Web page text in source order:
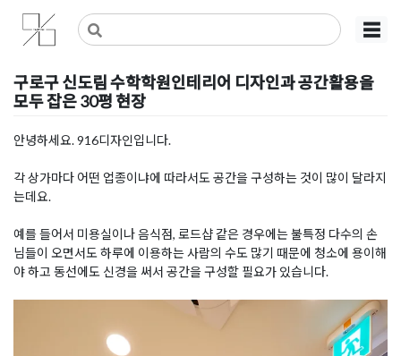
Skip
content
사무실인테리어 디자인 공사 비용견적 플랫폼
사무실인테리어 916
☰
구로구 신도림 수학학원인테리어 디자인과 공간활용을
모두 잡은 30평 현장
Posted on2023년 4월 14일
안녕하세요. 916디자인입니다.
각 상가마다 어떤 업종이냐에 따라서도 공간을 구성하는 것이 많이 달라지
는데요.
예를 들어서 미용실이나 음식점, 로드샵 같은 경우에는 불특정 다수의 손
님들이 오면서도 하루에 이용하는 사람의 수도 많기 때문에 청소에 용이해
야 하고 동선에도 신경을 써서 공간을 구성할 필요가 있습니다.